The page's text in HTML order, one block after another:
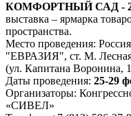
КОМФОРТНЫЙ САД -
выставка – ярмарка
пространства.
Место проведения:
"ЕВРАЗИЯ", ст. М.
(ул. Капитана Воронина,
Даты проведения: 25-29
Организаторы:
«СИВЕЛ»